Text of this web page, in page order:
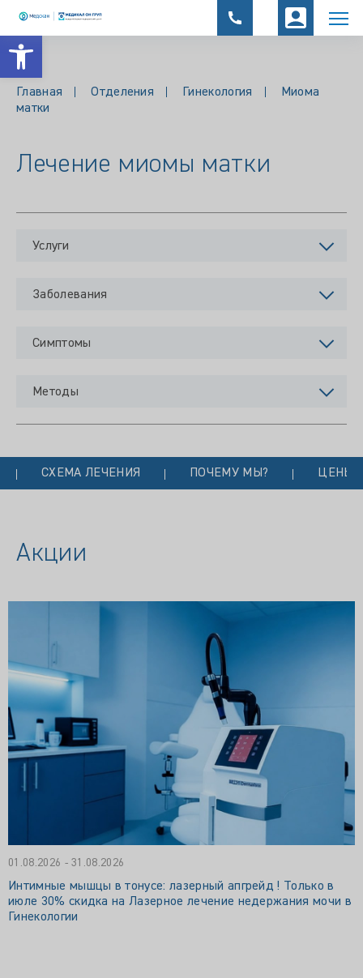
Открыть панель инструментов
Главная Отделения Гинекология
Миома
матки
Лечение миомы матки
Услуги
Заболевания
Симптомы
Методы
СХЕМА ЛЕЧЕНИЯ ПОЧЕМУ МЫ? ЦЕНЫ
Акции
01.08.2026 - 31.08.2026
Интимные мышцы в тонусе: лазерный апгрейд ! Только в
июле 30% скидка на Лазерное лечение недержания мочи в
Гинекологии